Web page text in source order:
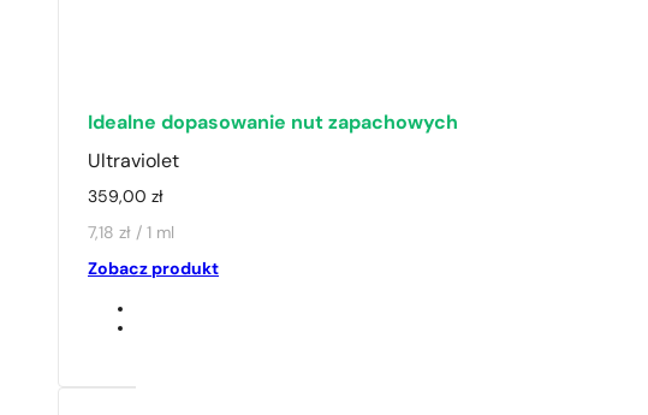
Idealne dopasowanie nut zapachowych
Ultraviolet
359,00 zł
7,18 zł / 1 ml
Zobacz produkt